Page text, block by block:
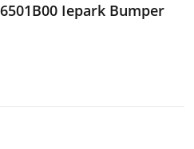
Iepark Bumper